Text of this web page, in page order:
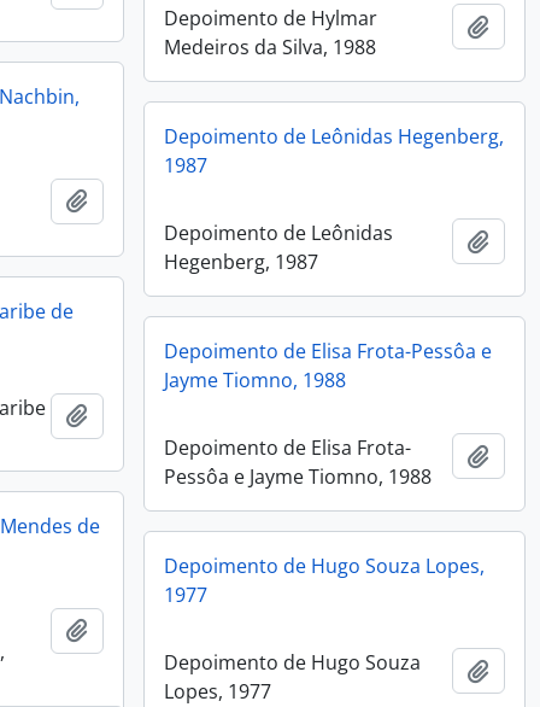
Depoimento de Hylmar
Medeiros da Silva, 1988
Add
Add to clipboard
Depoimento de Leônidas Hegenberg,
1987
Depoimento de Leônidas
Hegenberg, 1987
Add
de
Add to clipboard
Depoimento de Elisa Frota-Pessôa e
Jayme Tiomno, 1988
Depoimento de Elisa Frota-
Pessôa e Jayme Tiomno, 1988
Add
de
Add to clipboard
Depoimento de Hugo Souza Lopes,
1977
Depoimento de Hugo Souza
Lopes, 1977
Add